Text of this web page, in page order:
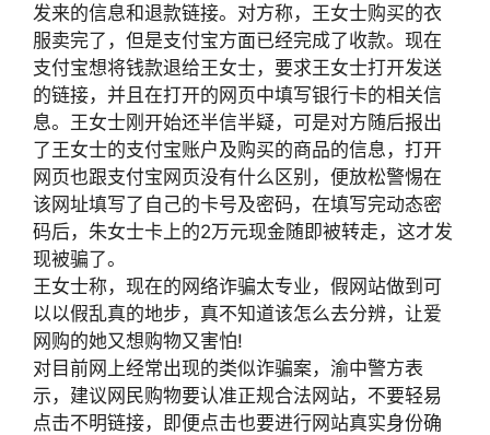
发来的信息和退款链接。对方称，王女士购买的衣
服卖完了，但是支付宝方面已经完成了收款。现在
支付宝想将钱款退给王女士，要求王女士打开发送
的链接，并且在打开的网页中填写银行卡的相关信
息。王女士刚开始还半信半疑，可是对方随后报出
了王女士的支付宝账户及购买的商品的信息，打开
网页也跟支付宝网页没有什么区别，便放松警惕在
该网址填写了自己的卡号及密码，在填写完动态密
码后，朱女士卡上的2万元现金随即被转走，这才发
现被骗了。
王女士称，现在的网络诈骗太专业，假网站做到可
以以假乱真的地步，真不知道该怎么去分辨，让爱
网购的她又想购物又害怕!
对目前网上经常出现的类似诈骗案，渝中警方表
示，建议网民购物要认准正规合法网站，不要轻易
点击不明链接，即便点击也要进行网站真实身份确